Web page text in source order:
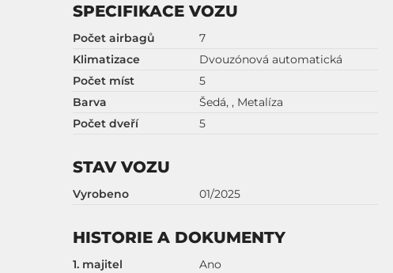
SPECIFIKACE VOZU
Počet airbagů
7
Klimatizace
Dvouzónová automatická
Počet míst
5
Barva
Šedá, , Metalíza
Počet dveří
5
STAV VOZU
Vyrobeno 01/2025
HISTORIE A DOKUMENTY
1. majitel
Ano